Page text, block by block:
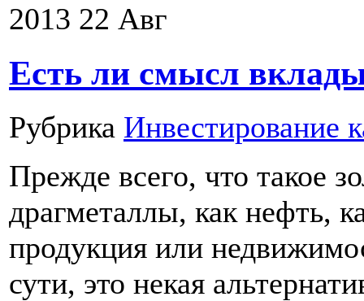
2013 22 Авг
Есть ли смысл
Рубрика Инвестирование
Прежде всего, что такое
драгметаллы, как нефть,
продукция или
сути, это некая